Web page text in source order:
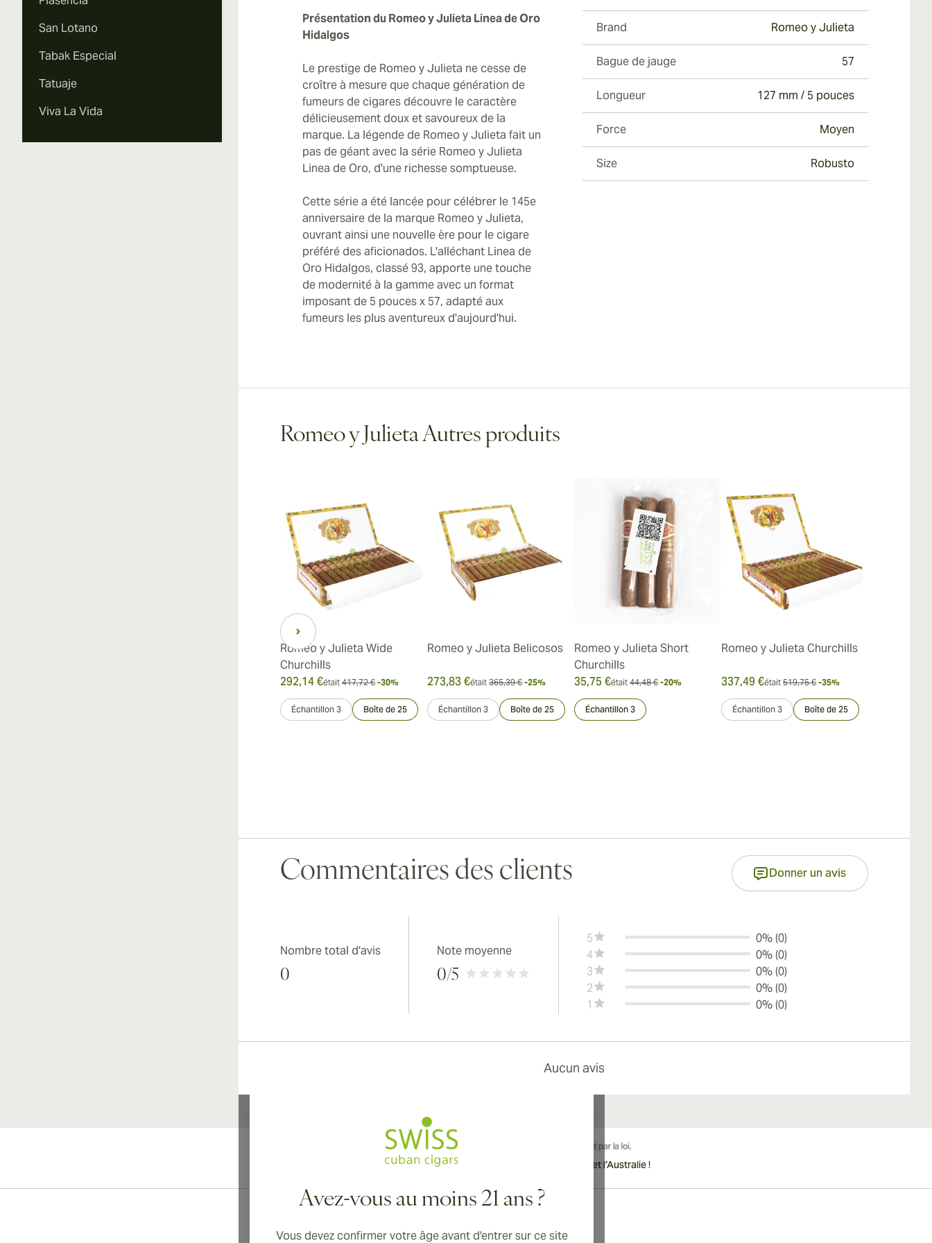
San Lotano
Tabak Especial
Tatuaje
Viva La Vida
Présentation du Romeo y Julieta Linea de Oro
Hidalgos
Le prestige de Romeo y Julieta ne cesse de
croître à mesure que chaque génération de
fumeurs de cigares découvre le caractère
délicieusement doux et savoureux de la
marque. La légende de Romeo y Julieta fait un
pas de géant avec la série Romeo y Julieta
Linea de Oro, d'une richesse somptueuse.
Cette série a été lancée pour célébrer le 145e
anniversaire de la marque Romeo y Julieta,
ouvrant ainsi une nouvelle ère pour le cigare
préféré des aficionados. L'alléchant Linea de
Oro Hidalgos, classé 93, apporte une touche
de modernité à la gamme avec un format
imposant de 5 pouces x 57, adapté aux
fumeurs les plus aventureux d'aujourd'hui.
Brand Romeo y Julieta
Bague de jauge 57
Longueur 127 mm / 5 pouces
Force Moyen
Size Robusto
Romeo y Julieta Autres produits
Romeo y Julieta Wide
Churchills
292,14 €était 417,72 € -30%
Échantillon 3 Boîte de 25
Romeo y Julieta Belicosos
273,83 €était 365,39 € -25%
Échantillon 3 Boîte de 25
Romeo y Julieta Short
Churchills
35,75 €était 44,48 € -20%
Échantillon 3
Romeo y Julieta Churchills
337,49 €était 519,75 € -35%
Échantillon 3 Boîte de 25
Commentaires des clients Donner un avis
Nombre total d'avis
0
Note moyenne
0/5
5
0% (0)
4
0% (0)
3
0% (0)
2
0% (0)
1
0% (0)
Aucun avis
Avez-vous au moins 21 ans ?
Vous devez confirmer votre âge avant d'entrer sur ce site
Livraison internationale disponible vers le Canada, le Royaume-Uni et l'Australie !